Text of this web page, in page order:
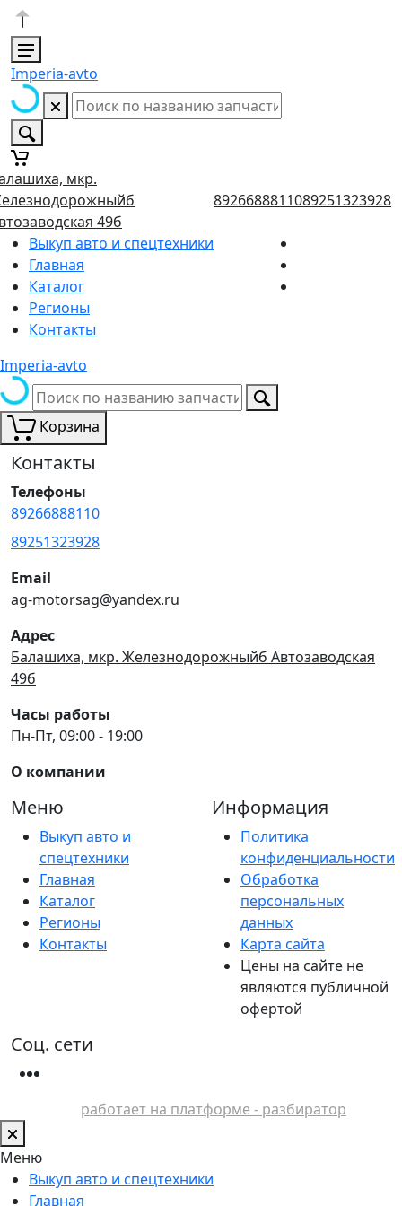
Imperia-avto
мкр.
49б
8926688811089251323928
Выкуп авто и спецтехники
Главная
Каталог
Регионы
Контакты
Imperia-avto
Корзина
Контакты
Телефоны
89266888110
89251323928
Email
ag-motorsag@yandex.ru
Адрес
Балашиха, мкр. Железнодорожныйб Автозаводская
49б
Часы работы
Пн-Пт, 09:00 - 19:00
О компании
Меню
Выкуп авто и
спецтехники
Главная
Каталог
Регионы
Контакты
Информация
Политика
конфиденциальности
Обработка
персональных
данных
Карта сайта
Цены на сайте не
являются публичной
офертой
Соц. сети
работает на платформе - разбиратор
Меню
Выкуп авто и спецтехники
Главная